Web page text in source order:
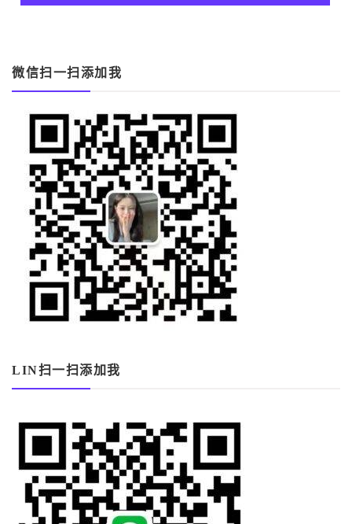
覽
微信扫一扫添加我
LIN扫一扫添加我